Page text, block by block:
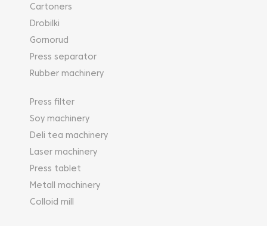
Cartoners
Drobilki
Gornorud
Press separator
Rubber machinery
Press filter
Soy machinery
Deli tea machinery
Laser machinery
Press tablet
Metall machinery
Colloid mill